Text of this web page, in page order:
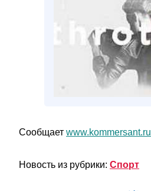
Сообщает www.kommersant.ru
Новость из рубрики: Спорт